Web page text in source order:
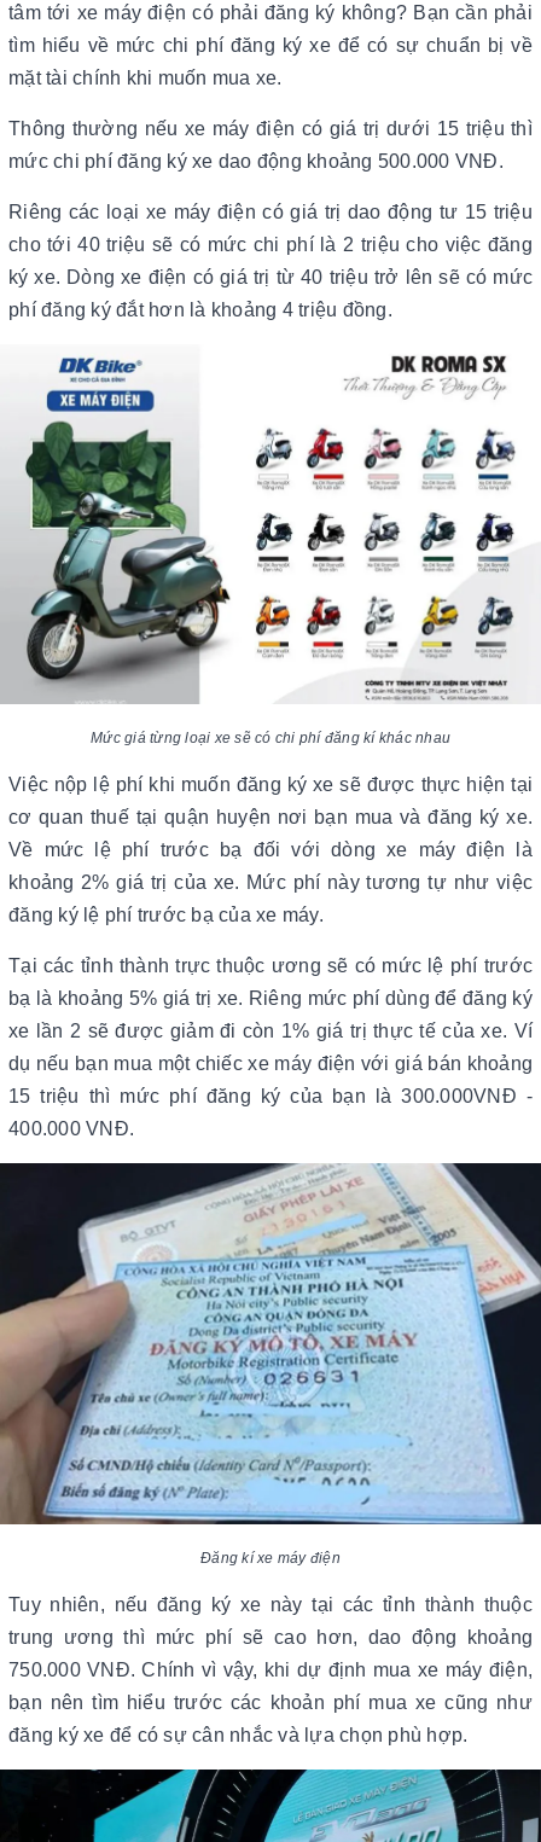
tâm tới xe máy điện có phải đăng ký không? Bạn cần phải
tìm hiểu về mức chi phí đăng ký xe để có sự chuẩn bị về
mặt tài chính khi muốn mua xe.
Thông thường nếu xe máy điện có giá trị dưới 15 triệu thì
mức chi phí đăng ký xe dao động khoảng 500.000 VNĐ.
Riêng các loại xe máy điện có giá trị dao động tư 15 triệu
cho tới 40 triệu sẽ có mức chi phí là 2 triệu cho việc đăng
ký xe. Dòng xe điện có giá trị từ 40 triệu trở lên sẽ có mức
phí đăng ký đắt hơn là khoảng 4 triệu đồng.
Mức giá từng loại xe sẽ có chi phí đăng kí khác nhau
Việc nộp lệ phí khi muốn đăng ký xe sẽ được thực hiện tại
cơ quan thuế tại quận huyện nơi bạn mua và đăng ký xe.
Về mức lệ phí trước bạ đối với dòng xe máy điện là
khoảng 2% giá trị của xe. Mức phí này tương tự như việc
đăng ký lệ phí trước bạ của xe máy.
Tại các tỉnh thành trực thuộc ương sẽ có mức lệ phí trước
bạ là khoảng 5% giá trị xe. Riêng mức phí dùng để đăng ký
xe lần 2 sẽ được giảm đi còn 1% giá trị thực tế của xe. Ví
dụ nếu bạn mua một chiếc xe máy điện với giá bán khoảng
15 triệu thì mức phí đăng ký của bạn là 300.000VNĐ -
400.000 VNĐ.
Đăng kí xe máy điện
Tuy nhiên, nếu đăng ký xe này tại các tỉnh thành thuộc
trung ương thì mức phí sẽ cao hơn, dao động khoảng
750.000 VNĐ. Chính vì vậy, khi dự định mua xe máy điện,
bạn nên tìm hiểu trước các khoản phí mua xe cũng như
đăng ký xe để có sự cân nhắc và lựa chọn phù hợp.